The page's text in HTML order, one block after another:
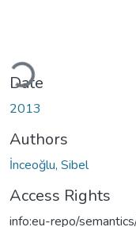
Date
2013
Authors
İnceoğlu, Sibel
Access Rights
info:eu-repo/